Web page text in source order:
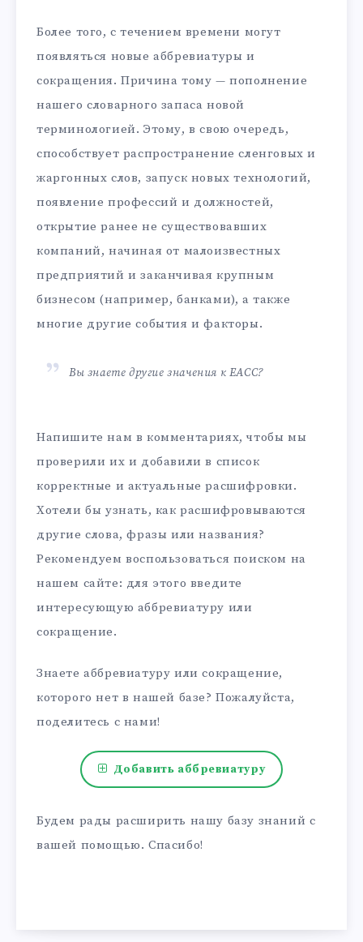
Более того, с течением времени могут
появляться новые аббревиатуры и
сокращения. Причина тому — пополнение
нашего словарного запаса новой
терминологией. Этому, в свою очередь,
способствует распространение сленговых и
жаргонных слов, запуск новых технологий,
появление профессий и должностей,
открытие ранее не существовавших
компаний, начиная от малоизвестных
предприятий и заканчивая крупным
бизнесом (например, банками), а также
многие другие события и факторы.
Вы знаете другие значения к ЕАСС?
Напишите нам в комментариях, чтобы мы
проверили их и добавили в список
корректные и актуальные расшифровки.
Хотели бы узнать, как расшифровываются
другие слова, фразы или названия?
Рекомендуем воспользоваться поиском на
нашем сайте: для этого введите
интересующую аббревиатуру или
сокращение.
Знаете аббревиатуру или сокращение,
которого нет в нашей базе? Пожалуйста,
поделитесь с нами!
Добавить аббревиатуру
Будем рады расширить нашу базу знаний с
вашей помощью. Спасибо!